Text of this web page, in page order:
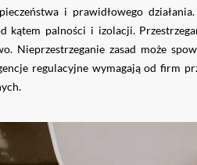
i prawidłowego
kątem palności i izolacji.
Nieprzestrzeganie zasad może
regulacyjne wymagają od firm